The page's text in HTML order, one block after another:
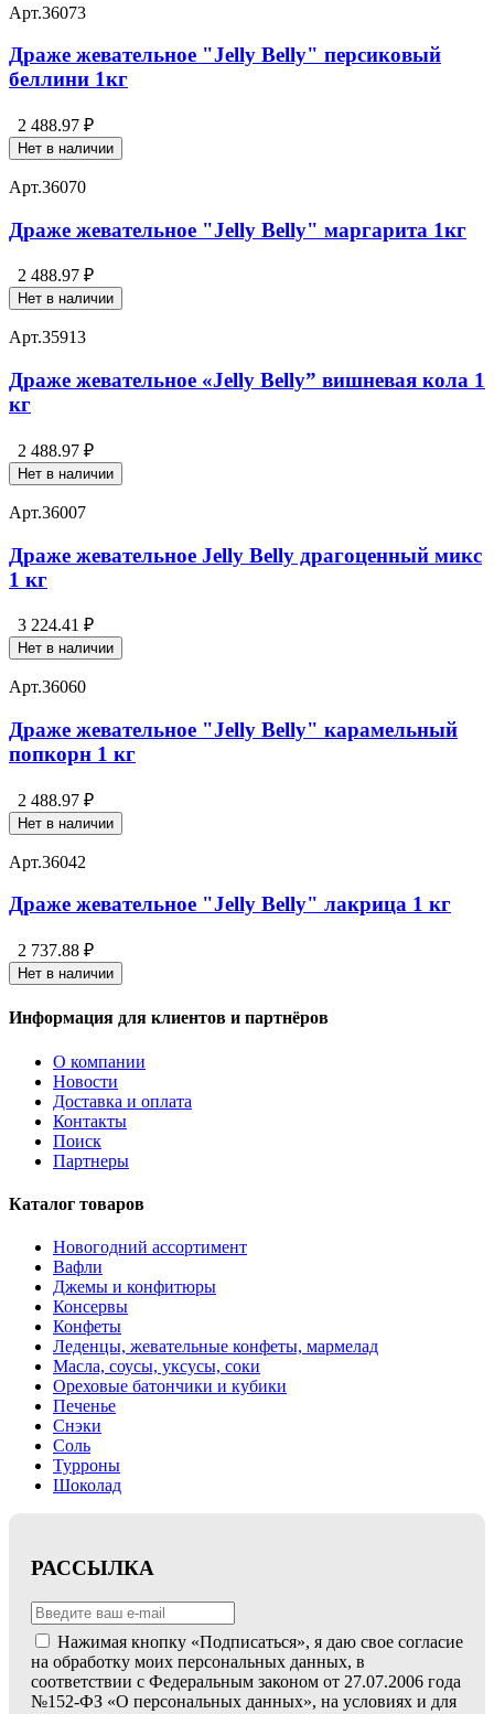
Арт.36073
Драже жевательное "Jelly Belly" персиковый
беллини 1кг
2 488.97 ₽
Нет в наличии
Арт.36070
Драже жевательное "Jelly Belly" маргарита 1кг
2 488.97 ₽
Нет в наличии
Арт.35913
Драже жевательное «Jelly Belly” вишневая кола 1
кг
2 488.97 ₽
Нет в наличии
Арт.36007
Драже жевательное Jelly Belly драгоценный микс
1 кг
3 224.41 ₽
Нет в наличии
Арт.36060
Драже жевательное "Jelly Belly" карамельный
попкорн 1 кг
2 488.97 ₽
Нет в наличии
Арт.36042
Драже жевательное "Jelly Belly" лакрица 1 кг
2 737.88 ₽
Нет в наличии
Информация для клиентов и партнёров
О компании
Новости
Доставка и оплата
Контакты
Поиск
Партнеры
Каталог товаров
Новогодний ассортимент
Вафли
Джемы и конфитюры
Консервы
Конфеты
Леденцы, жевательные конфеты, мармелад
Масла, соусы, уксусы, соки
Ореховые батончики и кубики
Печенье
Снэки
Соль
Турроны
Шоколад
РАССЫЛКА
Нажимая кнопку «Подписаться», я даю свое согласие
на обработку моих персональных данных, в
соответствии с Федеральным законом от 27.07.2006 года
№152-ФЗ «О персональных данных», на условиях и для